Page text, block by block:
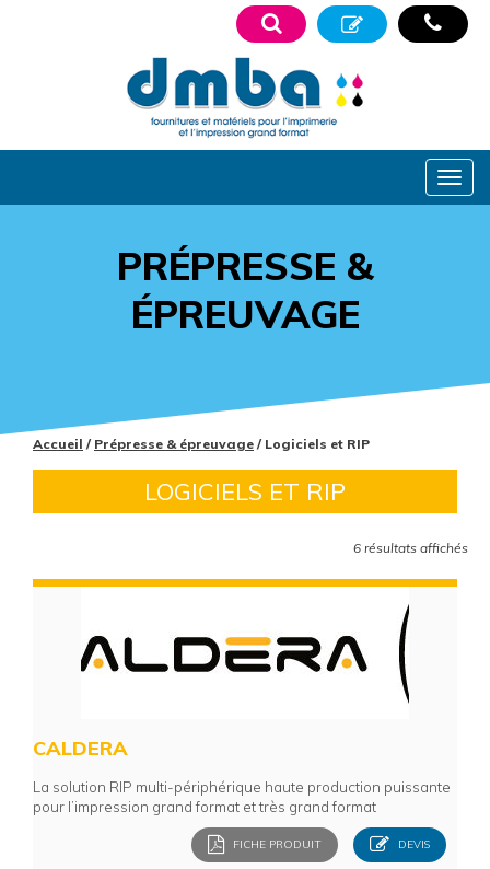
PRÉPRESSE &
ÉPREUVAGE
Accueil / Prépresse & épreuvage / Logiciels et RIP
LOGICIELS ET RIP
6 résultats affichés
CALDERA
La solution RIP multi-périphérique haute production puissante
pour l’impression grand format et très grand format
FICHE PRODUIT DEVIS